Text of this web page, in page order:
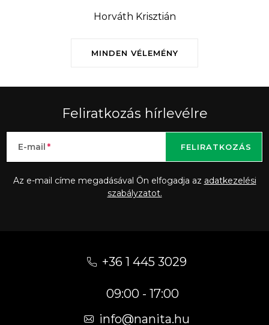
MINDEN VÉLEMÉNY
Horváth Krisztián
Feliratkozás hírlevélre
E-mail
Az e-mail címe megadásával Ön elfogadja az adatkezelési
szabályzatot.
FELIRATKOZÁS
+36 1 445 3029
09:00 - 17:00
info@nanita.hu